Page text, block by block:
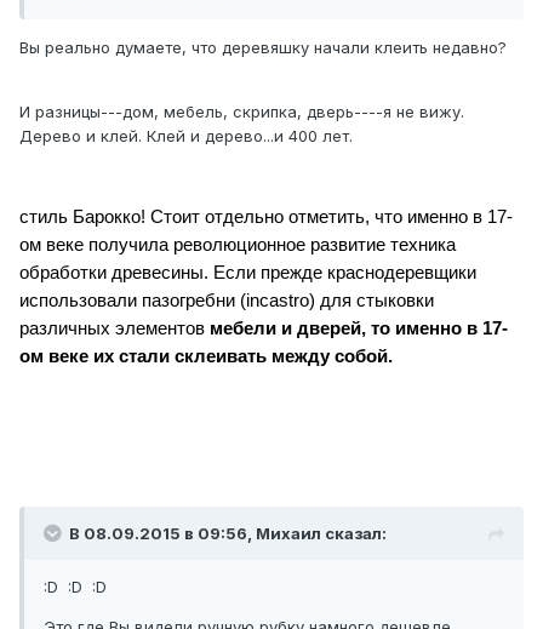
Вы реально думаете, что деревяшку начали клеить недавно?
И разницы---дом, мебель, скрипка, дверь----я не вижу.
Дерево и клей. Клей и дерево...и 400 лет.
стиль Барокко! Стоит отдельно отметить, что именно в 17-
ом веке получила революционное развитие техника
обработки древесины. Если прежде краснодеревщики
использовали пазогребни (incastro) для стыковки
различных элементов мебели и дверей, то именно в 17-
ом веке их стали склеивать между собой.
В 08.09.2015 в 09:56, Михаил сказал:
:D :D :D